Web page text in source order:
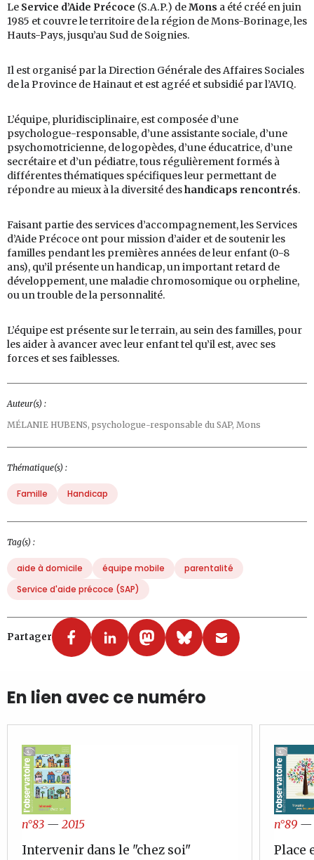
Le Service d’Aide Précoce (S.A.P.) deMons a été créé en juin
1985 et couvre le territoire de la région de Mons-Borinage, les
Hauts-Pays, jusqu’au Sud de Soignies.
Il est organisé par la Direction Générale des Affaires Sociales
de la Province de Hainaut et est agréé et subsidié par l’AVIQ.
L’équipe, pluridisciplinaire, est composée d’une
psychologue-responsable, d’une assistante sociale, d’une
psychomotricienne, de logopèdes, d’une éducatrice, d’une
secrétaire et d’un pédiatre, tous régulièrement formés à
différentes thématiques spécifiques leur permettant de
répondre au mieux à la diversité deshandicaps rencontrés.
Faisant partie des services d’accompagnement, les Services
d’Aide Précoce ont pour mission d’aider et de soutenir les
familles pendant les premières années de leur enfant (0-8
ans), qu’il présente un handicap, un important retard de
développement, une maladie chromosomique ou orpheline,
ou un trouble de la personnalité.
L’équipe est présente sur le terrain, au sein des familles, pour
les aider à avancer avec leur enfant tel qu’il est, avec ses
forces et ses faiblesses.
Auteur(s) :
MÉLANIE HUBENS, psychologue-responsable du SAP, Mons
Thématique(s) :
Famille Handicap
Tag(s) :
aide à domicile équipe mobile
parentalité
Service d'aide précoce (SAP)
Partager
En lien avec ce numéro
n°83 — 2015
Intervenir dans le "chez soi"
n°89 —
Place